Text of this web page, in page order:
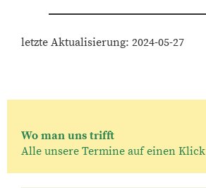
letzte Aktualisierung: 2024-05-27
Wo man uns trifft
Alle unsere Termine auf einen Klick